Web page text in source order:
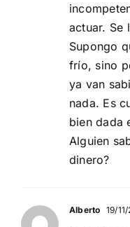
actuar. Se
Supongo
frío, sino
ya van
nada. Es
bien dada
Alguien
dinero?
Alberto 19/